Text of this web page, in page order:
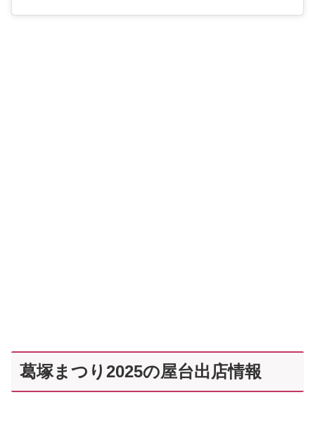
葛塚まつり2025の屋台出店情報